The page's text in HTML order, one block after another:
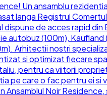
Un ansamblu
langa Registrul
dispune de acces rapid din
autobuz (100m), Kaufland
Arhitectii nostri
si optimizat fiecare
pentru ca viitorii
pe care o fac pentru ei si
Ansamblul Noir Residence,